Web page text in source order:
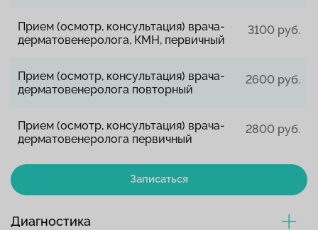
Прием (осмотр, консультация) врача-
дерматовенеролога, КМН, первичный
3100 руб.
Прием (осмотр, консультация) врача-
дерматовенеролога повторный
2600 руб.
Прием (осмотр, консультация) врача-
дерматовенеролога первичный
2800 руб.
Записаться
Диагностика